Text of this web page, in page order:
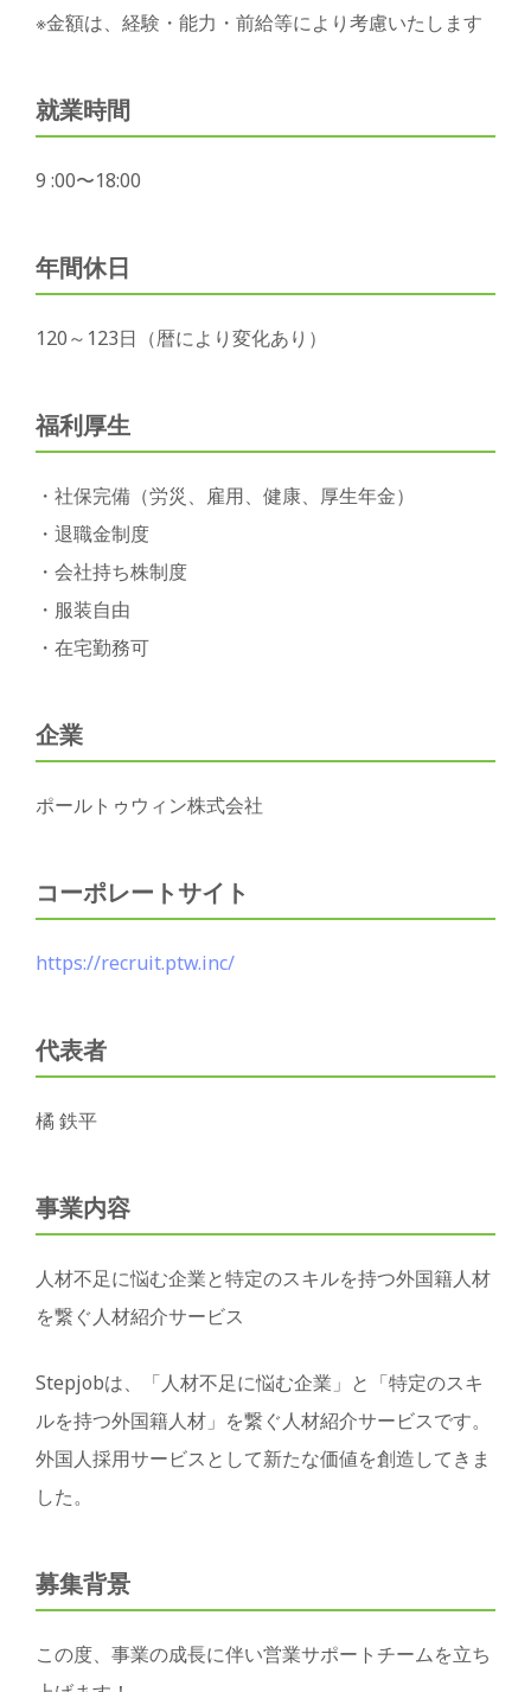
※金額は、経験・能力・前給等により考慮いたします
就業時間
9 :00〜18:00
年間休日
120～123日（暦により変化あり）
福利厚生
・社保完備（労災、雇用、健康、厚生年金）
・退職金制度
・会社持ち株制度
・服装自由
・在宅勤務可
企業
ポールトゥウィン株式会社
コーポレートサイト
https://recruit.ptw.inc/
代表者
橘 鉄平
事業内容
人材不足に悩む企業と特定のスキルを持つ外国籍人材
を繋ぐ人材紹介サービス
Stepjobは、「人材不足に悩む企業」と「特定のスキ
ルを持つ外国籍人材」を繋ぐ人材紹介サービスです。
外国人採用サービスとして新たな価値を創造してきま
した。
募集背景
この度、事業の成長に伴い営業サポートチームを立ち